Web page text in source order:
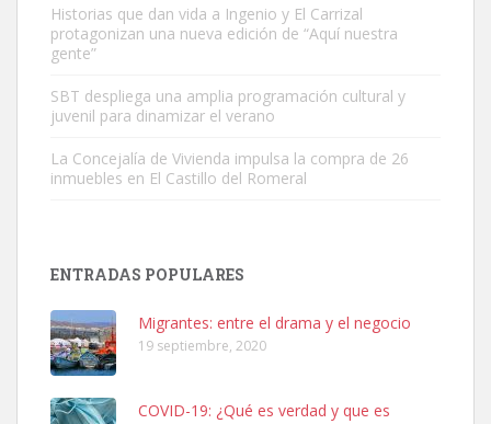
Busco adopción responsable para mi perra. Pastor alemán,
hembra, 4 años. Por motivos personales ...
Leales.org » Gran Canaria
Leales.org » Gran Canaria
Historias que dan vida a Ingenio y El Carrizal
protagonizan una nueva edición de “Aquí nuestra
gente”
SBT despliega una amplia programación cultural y
juvenil para dinamizar el verano
La Concejalía de Vivienda impulsa la compra de 26
inmuebles en El Castillo del Romeral
ENTRADAS POPULARES
Migrantes: entre el drama y el negocio
19 septiembre, 2020
COVID-19: ¿Qué es verdad y que es